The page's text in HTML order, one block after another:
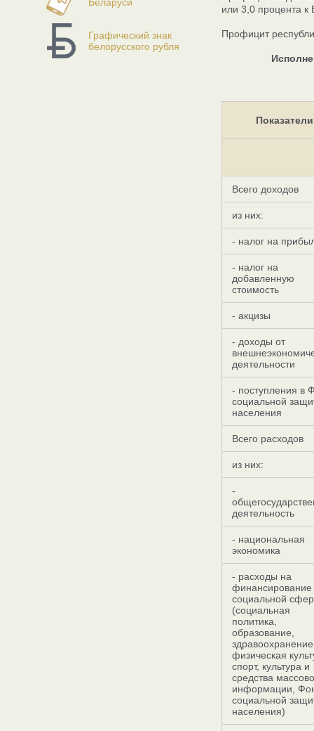
Графический знак
белорусского рубля
или 3,0 процента к
Профицит
Показатели
Всего доходов
из них:
- налог на
- налог на
добавленную
стоимость
- акцизы
- доходы от
деятельности
- поступления в
социальной
населения
Всего расходов
из них:
-
деятельность
- национальная
экономика
- расходы на
финансирование
социальной
(социальная
политика,
образование,
физическая
спорт, культура и
средства
информации,
социальной
населения)